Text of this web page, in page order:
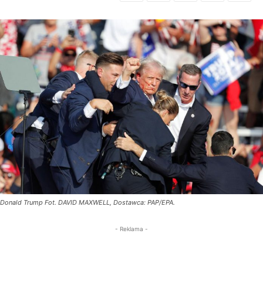
Donald Trump Fot. DAVID MAXWELL, Dostawca: PAP/EPA.
- Reklama -